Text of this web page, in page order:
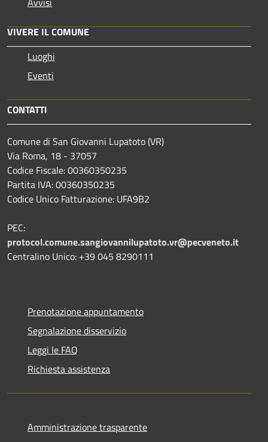
VIVERE IL COMUNE
Luoghi
Eventi
CONTATTI
Comune di San Giovanni Lupatoto (VR)
Via Roma, 18 - 37057
Codice Fiscale: 00360350235
Partita IVA: 00360350235
Codice Unico Fatturazione: UFA9B2
PEC:
protocol.comune.sangiovannilupatoto.vr@pecveneto.it
Centralino Unico: +39 045 8290111
Prenotazione appuntamento
Segnalazione disservizio
Leggi le FAQ
Richiesta assistenza
Amministrazione trasparente